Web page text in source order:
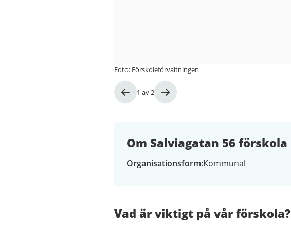
Bild
1 av2
Foto: Förskoleförvaltningen
Om Salviagatan 56 förskola
Organisationsform Kommunal
Vad är viktigt på vår förskola?